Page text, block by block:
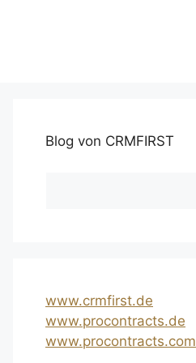
Blog von CRMFIRST
www.crmfirst.de
www.procontracts.de
www.procontracts.com